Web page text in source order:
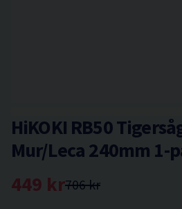
HiKOKI RB50
Mur/Leca 240mm 1-
706 kr
449 kr